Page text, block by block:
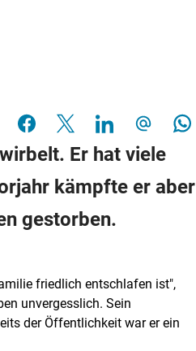
Er hat viele
kämpfte er aber
gestorben.
friedlich entschlafen ist",
unvergesslich. Sein
der Öffentlichkeit war er ein